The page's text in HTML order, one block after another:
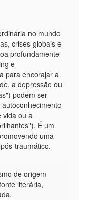
no mundo
crises globais e
profundamente
e
para encorajar a
a depressão ou
podem ser
vida ou a
É um
uma
traumático.
de origem
literária,